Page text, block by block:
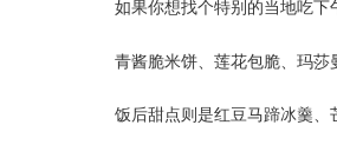
如果你想找个特别的当地吃下
青酱脆米饼、莲花包脆、玛莎
饭后甜点则是红豆马蹄冰羹、